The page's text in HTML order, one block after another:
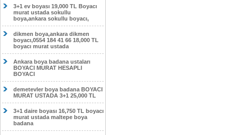
3+1 ev boyası 19,000 TL Boyacı
murat ustada sokullu
boya,ankara sokullu boyacı,
dikmen boya,ankara dikmen
boyacı,0554 184 41 66 18,000 TL
boyacı murat ustada
Ankara boya badana ustaları
BOYACI MURAT HESAPLI
BOYACI
demetevler boya badana BOYACI
MURAT USTADA 3+1 25,000 TL
3+1 daire boyası 16,750 TL boyacı
murat ustada maltepe boya
badana